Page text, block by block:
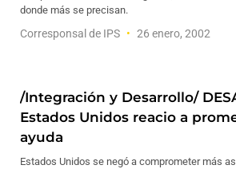
donde más se precisan.
Corresponsal de IPS 26 enero, 2002
/Integración y Desarrollo/
Estados Unidos reacio a
ayuda
Estados Unidos se negó a comprometer más